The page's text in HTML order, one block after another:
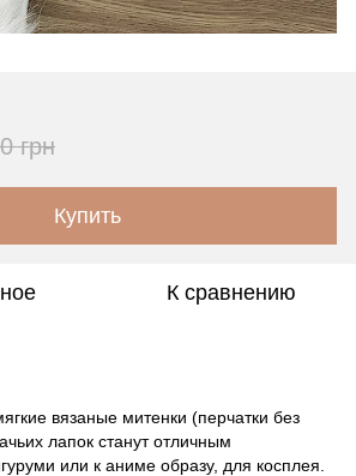
грн
Купить
К сравнению
вязаные митенки (перчатки без
лапок станут отличным
или к аниме образу, для косплея.